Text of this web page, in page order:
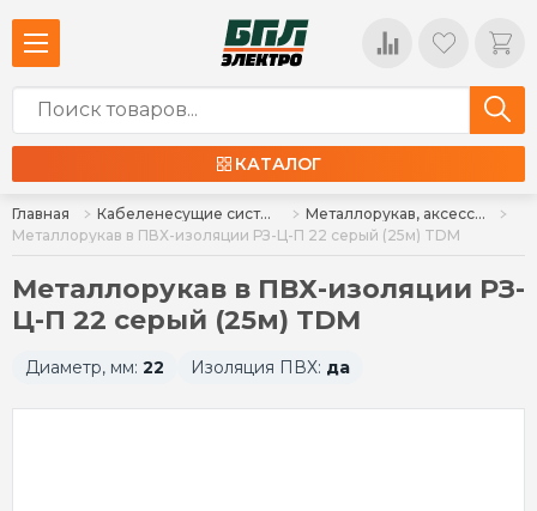
КАТАЛОГ
Главная Кабеленесущие системы и аксессуары
Металлорукав, аксессуары
Металлорукав в ПВХ-изоляции РЗ-Ц-П 22 серый (25м) TDM
Металлорукав в ПВХ-изоляции РЗ-
Ц-П 22 серый (25м) TDM
Диаметр, мм: 22 Изоляция ПВХ: да